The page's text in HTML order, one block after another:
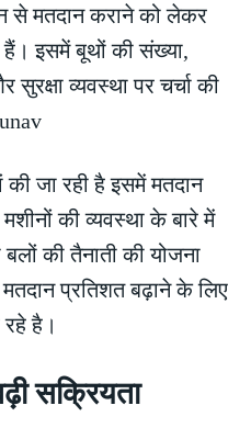
से मतदान कराने को लेकर
इसमें बूथों की संख्या,
सुरक्षा व्यवस्था पर चर्चा की
की जा रही है इसमें मतदान
की व्यवस्था के बारे में
की तैनाती की योजना
प्रतिशत बढ़ाने के लिए
है।
सक्रियता